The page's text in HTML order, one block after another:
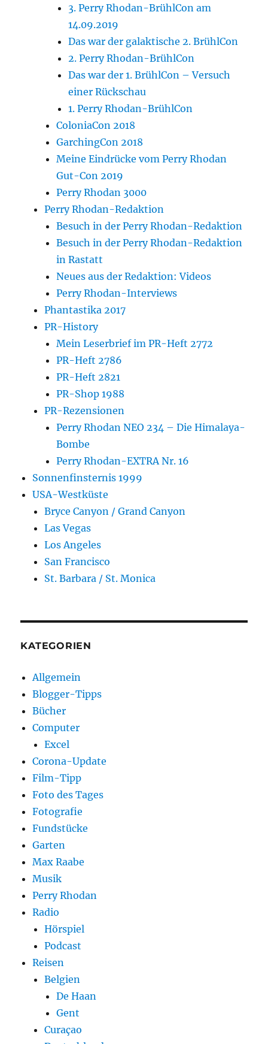
3. Perry Rhodan-BrühlCon am
14.09.2019
Das war der galaktische 2. BrühlCon
2. Perry Rhodan-BrühlCon
Das war der 1. BrühlCon – Versuch
einer Rückschau
1. Perry Rhodan-BrühlCon
ColoniaCon 2018
GarchingCon 2018
Meine Eindrücke vom Perry Rhodan
Gut-Con 2019
Perry Rhodan 3000
Perry Rhodan-Redaktion
Besuch in der Perry Rhodan-Redaktion
Besuch in der Perry Rhodan-Redaktion
in Rastatt
Neues aus der Redaktion: Videos
Perry Rhodan-Interviews
Phantastika 2017
PR-History
Mein Leserbrief im PR-Heft 2772
PR-Heft 2786
PR-Heft 2821
PR-Shop 1988
PR-Rezensionen
Perry Rhodan NEO 234 – Die Himalaya-
Bombe
Perry Rhodan-EXTRA Nr. 16
Sonnenfinsternis 1999
USA-Westküste
Bryce Canyon / Grand Canyon
Las Vegas
Los Angeles
San Francisco
St. Barbara / St. Monica
KATEGORIEN
Allgemein
Blogger-Tipps
Bücher
Computer
Excel
Corona-Update
Film-Tipp
Foto des Tages
Fotografie
Fundstücke
Garten
Max Raabe
Musik
Perry Rhodan
Radio
Hörspiel
Podcast
Reisen
Belgien
De Haan
Gent
Curaçao